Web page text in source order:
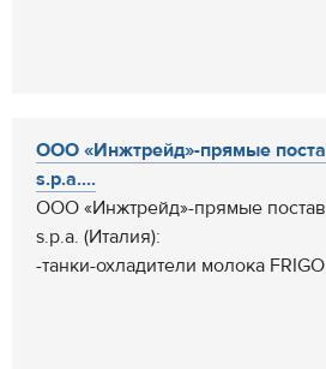
ООО «Инжтрейд»-прямые
s.p.a....
ООО «Инжтрейд»-прямые
s.p.a. (Италия):
-танки-охладители молока